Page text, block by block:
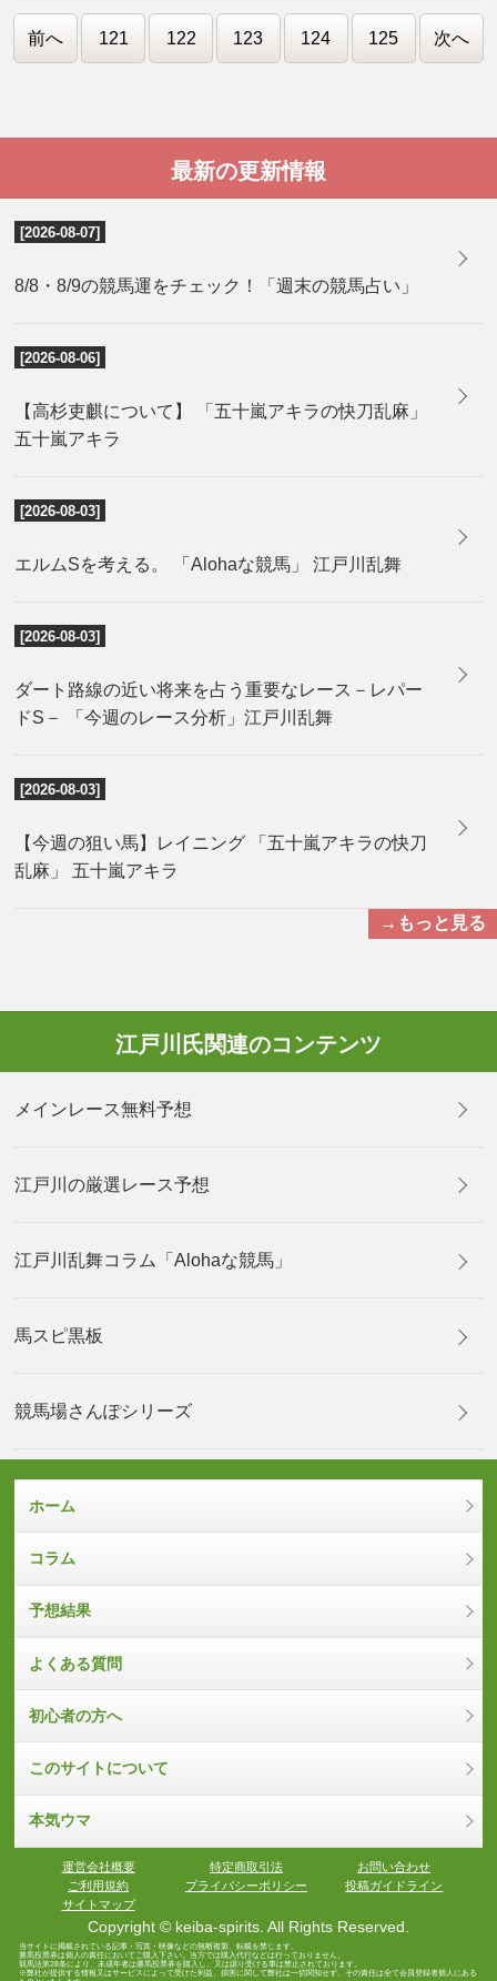
前へ 121 122 123 124 125 次へ
最新の更新情報
[2026-08-07]
8/8・8/9の競馬運をチェック！「週末の競馬占い」
[2026-08-06]
【高杉吏麒について】 「五十嵐アキラの快刀乱麻」
五十嵐アキラ
[2026-08-03]
エルムSを考える。 「Alohaな競馬」 江戸川乱舞
[2026-08-03]
ダート路線の近い将来を占う重要なレース－レパー
ドS－ 「今週のレース分析」江戸川乱舞
[2026-08-03]
【今週の狙い馬】レイニング 「五十嵐アキラの快刀
乱麻」 五十嵐アキラ
→もっと見る
江戸川氏関連のコンテンツ
メインレース無料予想
江戸川の厳選レース予想
江戸川乱舞コラム「Alohaな競馬」
馬スピ黒板
競馬場さんぽシリーズ
ホーム
コラム
予想結果
よくある質問
初心者の方へ
このサイトについて
本気ウマ
運営会社概要 特定商取引法
お問い合わせ
ご利用規約
プライバシーポリシー
投稿ガイドライン
サイトマップ
Copyright © keiba-spirits. All Rights Reserved.
当サイトに掲載されている記事・写真・映像などの無断複製、転載を禁じます。
勝馬投票券は個人の責任においてご購入下さい。当方では購入代行などは行っておりません。
競馬法第28条により、未成年者は勝馬投票券を購入し、又は譲り受ける事は禁止されております。
※弊社が提供する情報又はサービスによって受けた利益、損害に関して弊社は一切関知せず、その責任は全て会員登録者個人にある